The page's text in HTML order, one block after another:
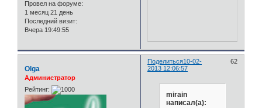
Провел на форуме:
1 месяц 21 день
Последний визит:
Вчера 19:49:55
Поделиться 62
10-02-
2013 12:06:57
Olga
Администратор
Рейтинг:
mirain
написал(а):